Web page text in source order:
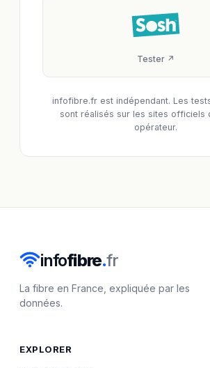
Tester ↗
infofibre.fr est indépendant. Les
sont réalisés sur les sites officiels
opérateur.
infofibre.fr
La fibre en France, expliquée par les
données.
EXPLORER